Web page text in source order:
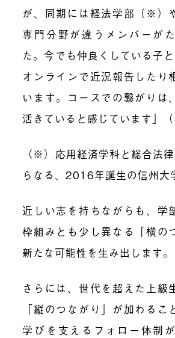
が、同期には経法学部（※）
専門分野が違うメンバーが
た。今でも仲良くしている子と
オンラインで近況報告したり
います。コースでの繋がりは
活きていると感じています」（
（※）応用経済学科と総合法
らなる、2016年誕生の信州大
近しい志を持ちながらも、学
枠組みとも少し異なる「横の
新たな可能性を生み出します。
さらには、世代を超えた上級
「縦のつながり」が加わるこ
学びを支えるフォロー体制